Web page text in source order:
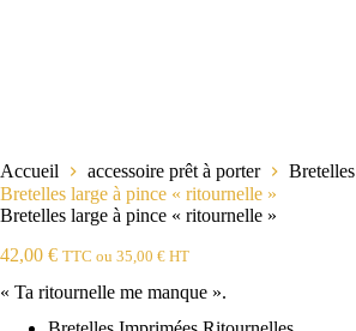
Accueil accessoire prêt à porter
Bretelles
Bretelles large à pince « ritournelle »
Bretelles large à pince « ritournelle »
42,00 € TTC ou 35,00 € HT
« Ta ritournelle me manque ».